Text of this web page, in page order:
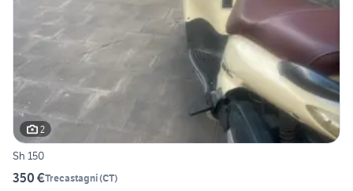
2
Sh 150
350 €Trecastagni(CT)